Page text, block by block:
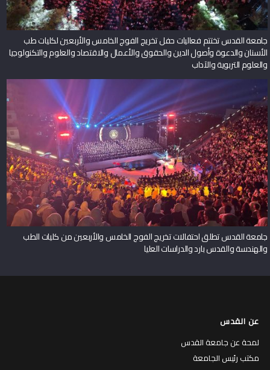
جامعة القدس تختتم فعاليات حفل تخريج الفوج الخامس والأربعين لكليات طب
الأسنان والدعوة وأصول الدين والحقوق والأعمال والاقتصاد والعلوم والتكنولوجيا
والعلوم التربوية والآداب
جامعة القدس تطلق احتفالات تخريج الفوج الخامس والأربعين من كليات الطب
والهندسة والقدس بارد والدراسات العليا
عن القدس
لمحة عن جامعة القدس
مكتب رئيس الجامعة